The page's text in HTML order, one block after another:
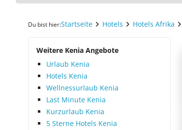
Du bist hier:Startseite Hotels Hotels Afrika
Weitere Kenia Angebote
Urlaub Kenia
Hotels Kenia
Wellnessurlaub Kenia
Last Minute Kenia
Kurzurlaub Kenia
5 Sterne Hotels Kenia